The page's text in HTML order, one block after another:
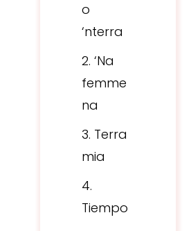
o
‘nterra
‘Na
femme
na
Terra
mia
Tiempo